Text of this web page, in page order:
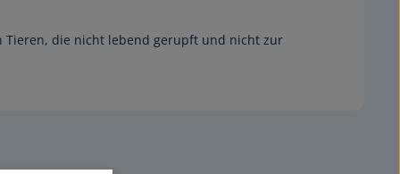
Tieren, die nicht lebend gerupft und nicht zur